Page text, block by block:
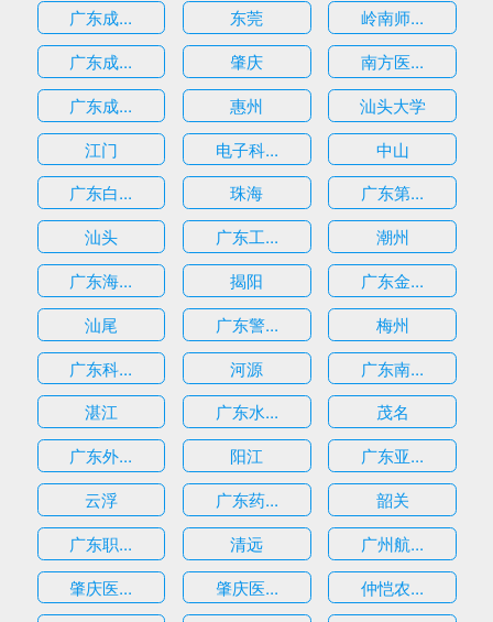
广东成...
东莞
岭南师...
广东成...
肇庆
南方医...
广东成...
惠州
汕头大学
江门
电子科...
中山
广东白...
珠海
广东第...
汕头
广东工...
潮州
广东海...
揭阳
广东金...
汕尾
广东警...
梅州
广东科...
河源
广东南...
湛江
广东水...
茂名
广东外...
阳江
广东亚...
云浮
广东药...
韶关
广东职...
清远
广州航...
肇庆医...
肇庆医...
仲恺农...